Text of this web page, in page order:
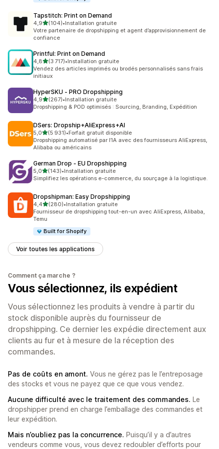
Tapstitch: Print on Demand
4,9étoile(s) sur 5
(104)
104 avis au total
•Installation gratuite
Votre partenaire de dropshipping et agent d’approvisionnement de
confiance
Printful: Print on Demand
4,8étoile(s) sur 5
(3 717)
3717 avis au total
•Installation gratuite
Vendez des articles imprimés ou brodés personnalisés sans frais
initiaux
HyperSKU ‑ PRO Dropshipping
4,9étoile(s) sur 5
(267)
267 avis au total
•Installation gratuite
Dropshipping & POD optimisés : Sourcing, Branding, Expédition
DSers: Dropship+AliExpress+AI
5,0étoile(s) sur 5
(5 931)
5931 avis au total
•Forfait gratuit disponible
Dropshipping automatisé par l’IA avec des fournisseurs AliExpress,
Alibaba ou américains
German Drop ‑ EU Dropshipping
5,0étoile(s) sur 5
(143)
143 avis au total
•Installation gratuite
Simplifiez les opérations e-commerce, du sourçage à la logistique.
Dropshipman: Easy Dropshipping
4,4étoile(s) sur 5
(280)
280 avis au total
•Installation gratuite
Fournisseur de dropshipping tout-en-un avec AliExpress, Alibaba,
Temu
Built for Shopify
Voir toutes les applications
Comment ça marche ?
Vous sélectionnez, ils expédient
Vous sélectionnez les produits à vendre à partir du
stock disponible auprès du fournisseur de
dropshipping. Ce dernier les expédie directement aux
clients au fur et à mesure de la réception des
commandes.
Pas de coûts en amont. Vous ne gérez pas le l’entreposage
des stocks et vous ne payez que ce que vous vendez.
Aucune difficulté avec le traitement des commandes. Le
dropshipper prend en charge l’emballage des commandes et
leur expédition.
Mais n’oubliez pas la concurrence. Puisqu’il y a d’autres
vendeurs comme vous, vous devez redoubler d’efforts pour